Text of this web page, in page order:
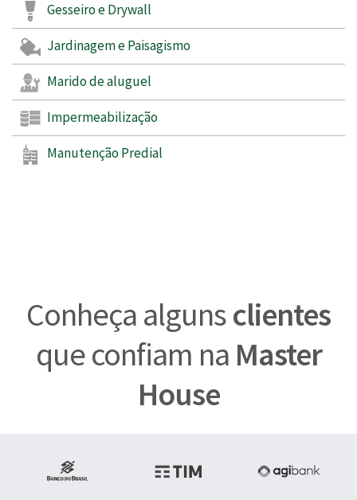
Gesseiro e Drywall
Jardinagem e Paisagismo
Marido de aluguel
Impermeabilização
Manutenção Predial
Conheça algunsclientes
que confiam na Master
House